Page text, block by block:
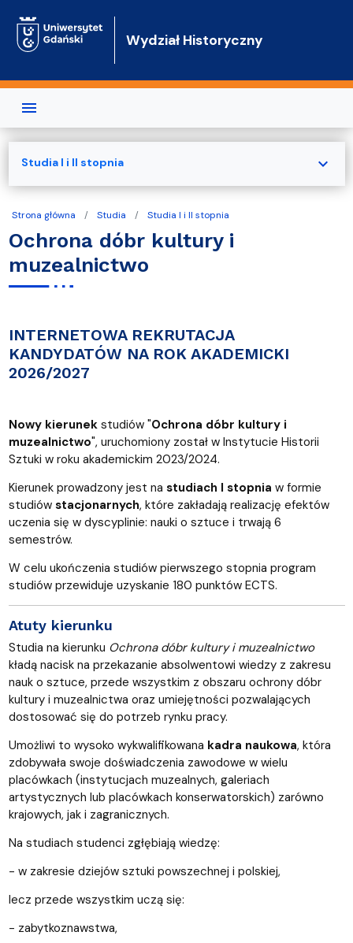
Wydział Historyczny
Strona główna Studia Studia I i II stopnia
Ochrona dóbr kultury i
muzealnictwo
INTERNETOWA REKRUTACJA
KANDYDATÓW NA ROK AKADEMICKI
2026/2027
Nowy kierunekstudiów "Ochrona dóbr kultury i
muzealnictwo", uruchomiony został w Instytucie Historii
Sztuki w roku akademickim 2023/2024.
Kierunek prowadzony jest na studiach I stopnia w formie
studiów stacjonarnych, które zakładają realizację efektów
uczenia się w dyscyplinie: nauki o sztuce i trwają 6
semestrów.
W celu ukończenia studiów pierwszego stopnia program
studiów przewiduje uzyskanie 180 punktów ECTS.
Atuty kierunku
Studia na kierunku Ochrona dóbr kultury i muzealnictwo
kładą nacisk na przekazanie absolwentowi wiedzy z zakresu
nauk o sztuce, przede wszystkim z obszaru ochrony dóbr
kultury i muzealnictwa oraz umiejętności pozwalających
dostosować się do potrzeb rynku pracy.
Umożliwi to wysoko wykwalifikowana kadra naukowa, która
zdobywała swoje doświadczenia zawodowe w wielu
placówkach (instytucjach muzealnych, galeriach
artystycznych lub placówkach konserwatorskich) zarówno
krajowych, jak i zagranicznych.
Na studiach studenci zgłębiają wiedzę:
- w zakresie dziejów sztuki powszechnej i polskiej,
lecz przede wszystkim uczą się:
- zabytkoznawstwa,
Studia I i II stopnia expand_more